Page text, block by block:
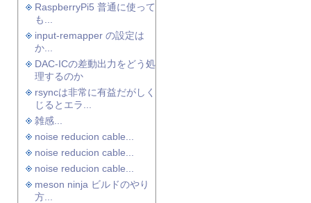
RaspberryPi5 普通に使って
も...
input-remapper の設定は
か...
DAC-ICの差動出力をどう処
理するのか
rsyncは非常に有益だがしく
じるとエラ...
雑感...
noise reducion cable...
noise reducion cable...
noise reducion cable...
meson ninja ビルドのやり
方...